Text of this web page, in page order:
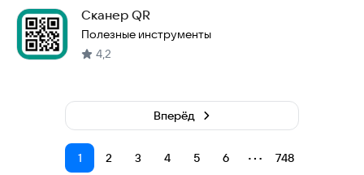
Сканер QR
Полезные инструменты
4,2
1 2 3 4 5 6 ⋯ 748
Вперёд